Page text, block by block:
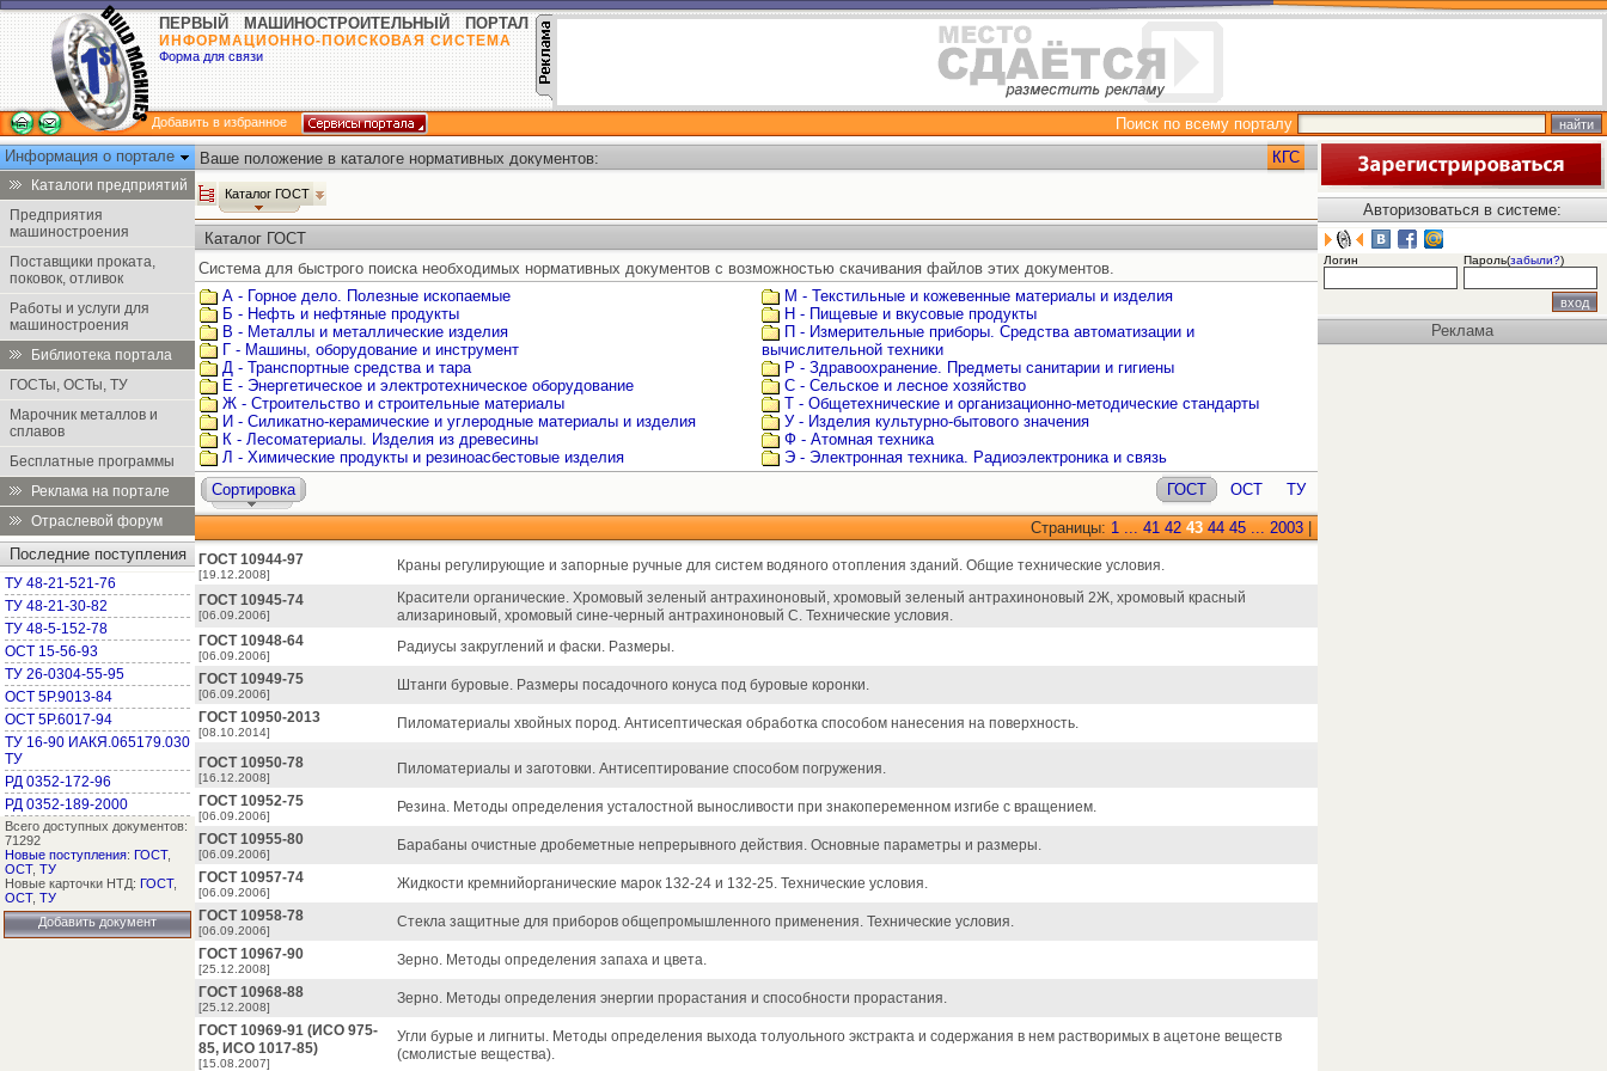
ПЕРВЫЙ МАШИНОСТРОИТЕЛЬНЫЙ ПОРТАЛ
ИНФОРМАЦИОННО-ПОИСКОВАЯ СИСТЕМА
Форма для связи
Добавить в избранное
Поиск по всему порталу
Информация о портале
Каталоги предприятий
Предприятия
машиностроения
Поставщики проката,
поковок, отливок
Работы и услуги для
машиностроения
Библиотека портала
ГОСТы, ОСТы, ТУ
Марочник металлов и
сплавов
Бесплатные программы
Реклама на портале
Отраслевой форум
Последние поступления
ТУ 48-21-521-76
ТУ 48-21-30-82
ТУ 48-5-152-78
ОСТ 15-56-93
ТУ 26-0304-55-95
ОСТ 5Р.9013-84
ОСТ 5Р.6017-94
ТУ 16-90 ИАКЯ.065179.030
ТУ
РД 0352-172-96
РД 0352-189-2000
Всего доступных документов:
71292
Новые поступления: ГОСТ,
ОСТ, ТУ
Новые карточки НТД: ГОСТ,
ОСТ, ТУ
Добавить документ
Ваше положение в каталоге нормативных документов: КГС
Каталог ГОСТ
Каталог ГОСТ
Система для быстрого поиска необходимых нормативных документов с возможностью скачивания файлов этих документов.
А - Горное дело. Полезные ископаемые
Б - Нефть и нефтяные продукты
В - Металлы и металлические изделия
Г - Машины, оборудование и инструмент
Д - Транспортные средства и тара
Е - Энергетическое и электротехническое оборудование
Ж - Строительство и строительные материалы
И - Силикатно-керамические и углеродные материалы и изделия
К - Лесоматериалы. Изделия из древесины
Л - Химические продукты и резиноасбестовые изделия
М - Текстильные и кожевенные материалы и изделия
Н - Пищевые и вкусовые продукты
П - Измерительные приборы. Средства автоматизации и
вычислительной техники
Р - Здравоохранение. Предметы санитарии и гигиены
С - Сельское и лесное хозяйство
Т - Общетехнические и организационно-методические стандарты
У - Изделия культурно-бытового значения
Ф - Атомная техника
Э - Электронная техника. Радиоэлектроника и связь
Сортировка
ГОСТ ОСТ ТУ
Страницы: 1 ... 41 42 43 44 45 ... 2003
ГОСТ 10944-97
[19.12.2008]
Краны регулирующие и запорные ручные для систем водяного отопления зданий. Общие технические условия.
ГОСТ 10945-74
[06.09.2006]
Красители органические. Хромовый зеленый антрахиноновый, хромовый зеленый антрахиноновый 2Ж, хромовый красный
ализариновый, хромовый сине-черный антрахиноновый С. Технические условия.
ГОСТ 10948-64
[06.09.2006]
Радиусы закруглений и фаски. Размеры.
ГОСТ 10949-75
[06.09.2006]
Штанги буровые. Размеры посадочного конуса под буровые коронки.
ГОСТ 10950-2013
[08.10.2014]
Пиломатериалы хвойных пород. Антисептическая обработка способом нанесения на поверхность.
ГОСТ 10950-78
[16.12.2008]
Пиломатериалы и заготовки. Антисептирование способом погружения.
ГОСТ 10952-75
[06.09.2006]
Резина. Методы определения усталостной выносливости при знакопеременном изгибе с вращением.
ГОСТ 10955-80
[06.09.2006]
Барабаны очистные дробеметные непрерывного действия. Основные параметры и размеры.
ГОСТ 10957-74
[06.09.2006]
Жидкости кремнийорганические марок 132-24 и 132-25. Технические условия.
ГОСТ 10958-78
[06.09.2006]
Стекла защитные для приборов общепромышленного применения. Технические условия.
ГОСТ 10967-90
[25.12.2008]
Зерно. Методы определения запаха и цвета.
ГОСТ 10968-88
[25.12.2008]
Зерно. Методы определения энергии прорастания и способности прорастания.
ГОСТ 10969-91 (ИСО 975-
85, ИСО 1017-85)
[15.08.2007]
Угли бурые и лигниты. Методы определения выхода толуольного экстракта и содержания в нем растворимых в ацетоне веществ
(смолистые вещества).
Авторизоваться в системе:
Логин Пароль(забыли?)
Реклама